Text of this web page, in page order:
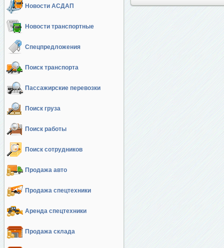
Новости АСДАП
Новости транспортные
Спецпредложения
Поиск транспорта
Пассажирские перевозки
Поиск груза
Поиск работы
Поиск сотрудников
Продажа авто
Продажа спецтехники
Аренда спецтехники
Продажа склада